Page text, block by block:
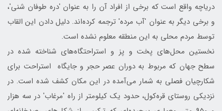
درياچه واقع است كه برخی از افراد آن را به عنوان 'دره طوفان شنی'،
و برخی ديگر به عنوان 'آب مرده' ترجمه كرده‌اند. دليل دادن اين القاب
توسط مردم محلی به اين منطقه معلوم نشده است.
نخستين محل‌های پخت و پز و استراحتگاه‌های شناخته شده در
سطح جهان كه مربوط به دوران عصر حجر و جايگاه استراحت برای
شكارچيان فصلی به شمار می‌آمده در اين مكان كشف شده است. در
نزديكی روستای قره‌كول، حدود يك كيلومتر از راه 'مرغاب' در سه هزار